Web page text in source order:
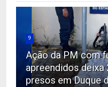
9
Ação da PM com
apreendidos
presos em Duque